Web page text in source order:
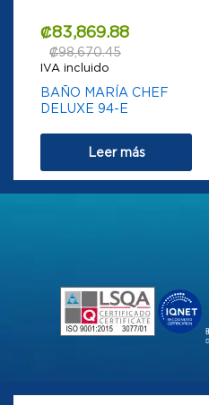
₡83,869.88
₡98,670.45
IVA incluido
BAÑO MARÍA CHEF
DELUXE 94-E
Leer más